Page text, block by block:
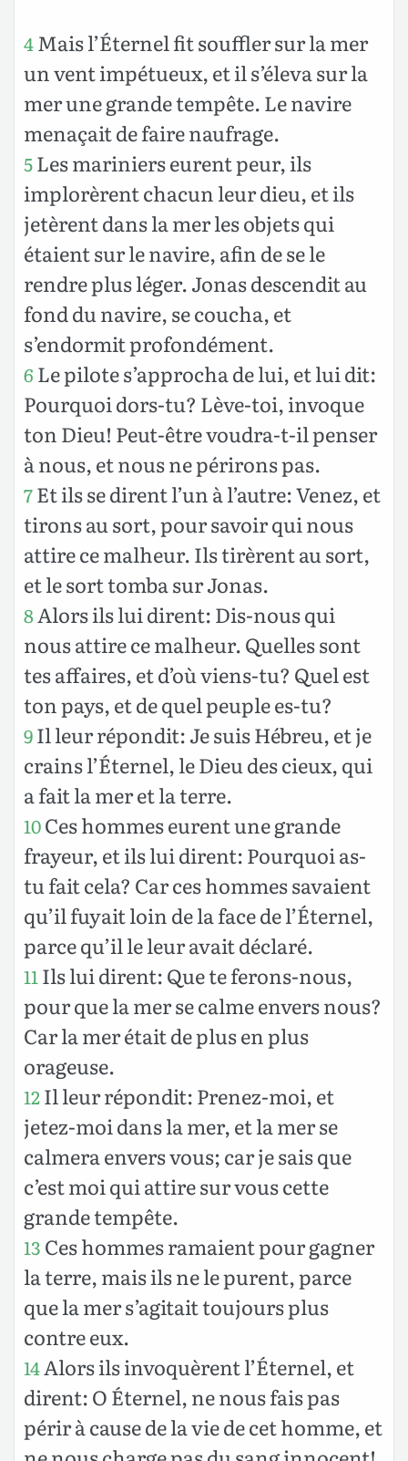
4Mais l’Éternel fit souffler sur la mer
un vent impétueux, et il s’éleva sur la
mer une grande tempête. Le navire
menaçait de faire naufrage.
5Les mariniers eurent peur, ils
implorèrent chacun leur dieu, et ils
jetèrent dans la mer les objets qui
étaient sur le navire, afin de se le
rendre plus léger. Jonas descendit au
fond du navire, se coucha, et
s’endormit profondément.
6 Le pilote s’approcha de lui, et lui dit:
Pourquoi dors-tu? Lève-toi, invoque
ton Dieu! Peut-être voudra-t-il penser
à nous, et nous ne périrons pas.
7Et ils se dirent l’un à l’autre: Venez, et
tirons au sort, pour savoir qui nous
attire ce malheur. Ils tirèrent au sort,
et le sort tomba sur Jonas.
8Alors ils lui dirent: Dis-nous qui
nous attire ce malheur. Quelles sont
tes affaires, et d’où viens-tu? Quel est
ton pays, et de quel peuple es-tu?
9Il leur répondit: Je suis Hébreu, et je
crains l’Éternel, le Dieu des cieux, qui
a fait la mer et la terre.
10Ces hommes eurent une grande
frayeur, et ils lui dirent: Pourquoi as-
tu fait cela? Car ces hommes savaient
qu’il fuyait loin de la face de l’Éternel,
parce qu’il le leur avait déclaré.
11 Ils lui dirent: Que te ferons-nous,
pour que la mer se calme envers nous?
Car la mer était de plus en plus
orageuse.
12Il leur répondit: Prenez-moi, et
jetez-moi dans la mer, et la mer se
calmera envers vous; car je sais que
c’est moi qui attire sur vous cette
grande tempête.
13 Ces hommes ramaient pour gagner
la terre, mais ils ne le purent, parce
que la mer s’agitait toujours plus
contre eux.
14Alors ils invoquèrent l’Éternel, et
dirent: O Éternel, ne nous fais pas
périr à cause de la vie de cet homme, et